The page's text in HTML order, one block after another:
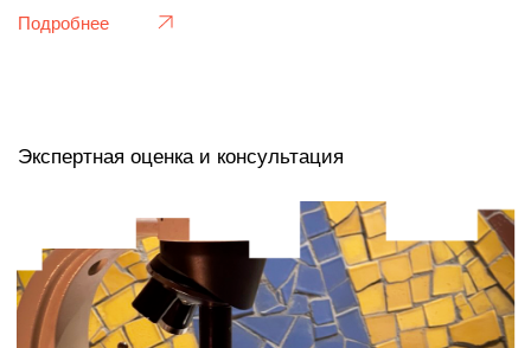
Мы не имитируем, а наследуем традицию мозаичных мастеров советского
союза. Создавая новые панно, мы используем аутентичные материалы —
керамическую плитку по оригинальной технике и смальту ручного литья, и строго
следуем технологическим процессамм той эпохи. Наш багаж — это глубокое
изучение сотен работ, понимание композиционных и цветовых принципов
советских монументалистов. Мы уже прошли этап «проб и ошибок» за счет
собственной коллекции и теперь создаем работы, которые являются не
стилизацией, а органичным продолжением великой традиции, выполненным с
современной точностью и надежностью.